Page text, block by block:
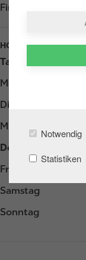
Notwendig
Statistiken
Find us on
HOURS
Tag
Montag
Dienstag
Mittwoch
Donnerstag
Freitag
Samstag
Sonntag